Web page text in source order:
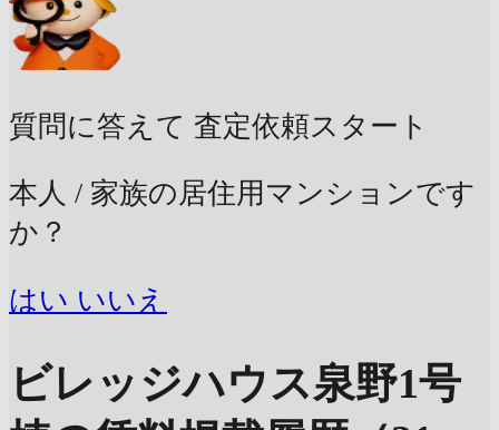
質問に答えて 査定依頼スタート
本人 / 家族の居住用マンションです
か？
はい いいえ
ビレッジハウス泉野1号